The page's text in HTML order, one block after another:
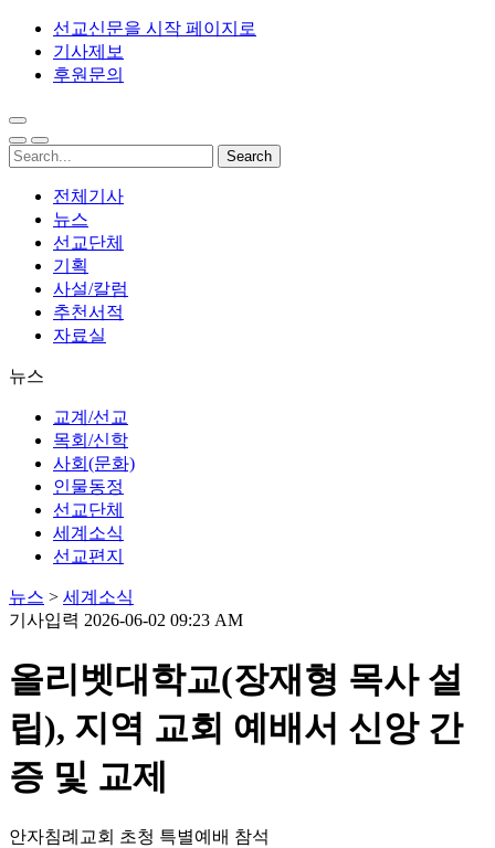
선교신문을 시작 페이지로
기사제보
후원문의
전체기사
뉴스
선교단체
기획
사설/칼럼
추천서적
자료실
뉴스
교계/선교
목회/신학
사회(문화)
인물동정
선교단체
세계소식
선교편지
뉴스 > 세계소식
기사입력 2026-06-02 09:23 AM
올리벳대학교(장재형 목사 설
립), 지역 교회 예배서 신앙 간
증 및 교제
안자침례교회 초청 특별예배 참석